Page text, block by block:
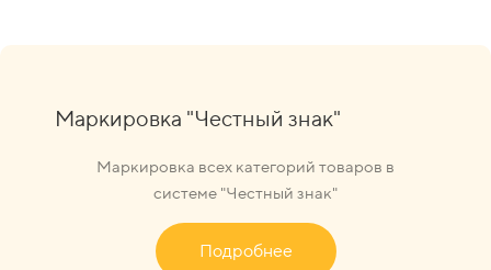
Маркировка "Честный знак"
Маркировка всех категорий товаров в
системе "Честный знак"
Подробнее